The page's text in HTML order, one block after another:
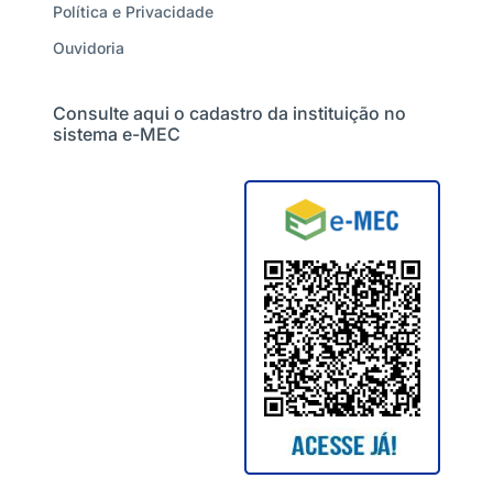
Política e Privacidade
Ouvidoria
Consulte aqui o cadastro da instituição no
sistema e-MEC